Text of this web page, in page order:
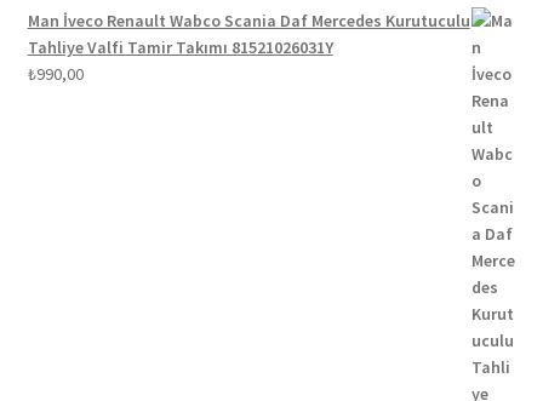
Man İveco Renault Wabco Scania Daf Mercedes Kurutuculu
Tahliye Valfi Tamir Takımı 81521026031Y
₺990,00